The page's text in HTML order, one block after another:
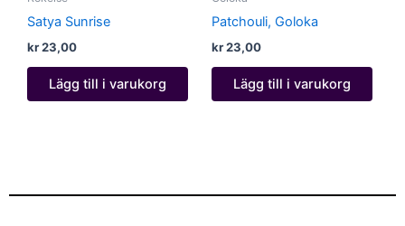
Satya Sunrise
kr23,00
Lägg till i varukorg
Patchouli, Goloka
kr23,00
Lägg till i varukorg